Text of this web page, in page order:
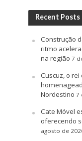
Recent Posts
Construção
ritmo
na região 7
Cuscuz, o
Nordestino 7
Cate Móvel
oferecendo
agosto de